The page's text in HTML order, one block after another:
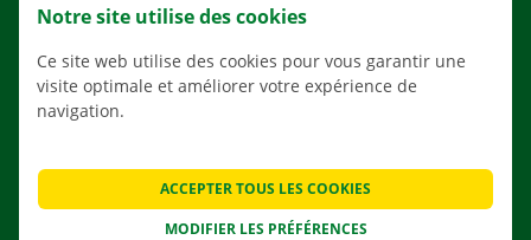
NOS VÉHICULES
NOS SERVICES
SOLUTIONS DE DÉMÉNAGEMENT
Notre site utilise des cookies
Ce site web utilise des cookies pour vous garantir une
visite optimale et améliorer votre expérience de
navigation.
MODIFIER LES PRÉFÉRENCES
ACCEPTER TOUS LES COOKIES